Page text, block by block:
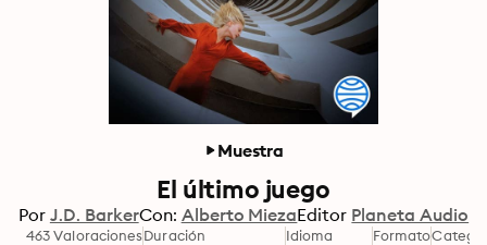
Muestra
El último juego
Por J.D. BarkerCon: Alberto MiezaEditor Planeta Audio
463 ValoracionesDuración Idioma Formato